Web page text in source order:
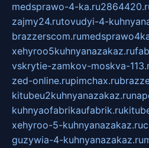
medsprawo-4-ka.ru
zajmy24.rutovudyi-4-
brazzerscom.ru
xehyroo5kuhnyanazakaz.ru
vskrytie-zamkov-moskva-
zed-online.rupimchax.ru
kitubeu2kuhnyanazakaz.ru
kuhnyaofabrikaufabrik.ru
xehyroo-5-kuhnyanazakaz.ru
guzywia-4-kuhnyanazakaz.ru